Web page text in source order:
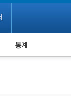
누적 피해사례 통계